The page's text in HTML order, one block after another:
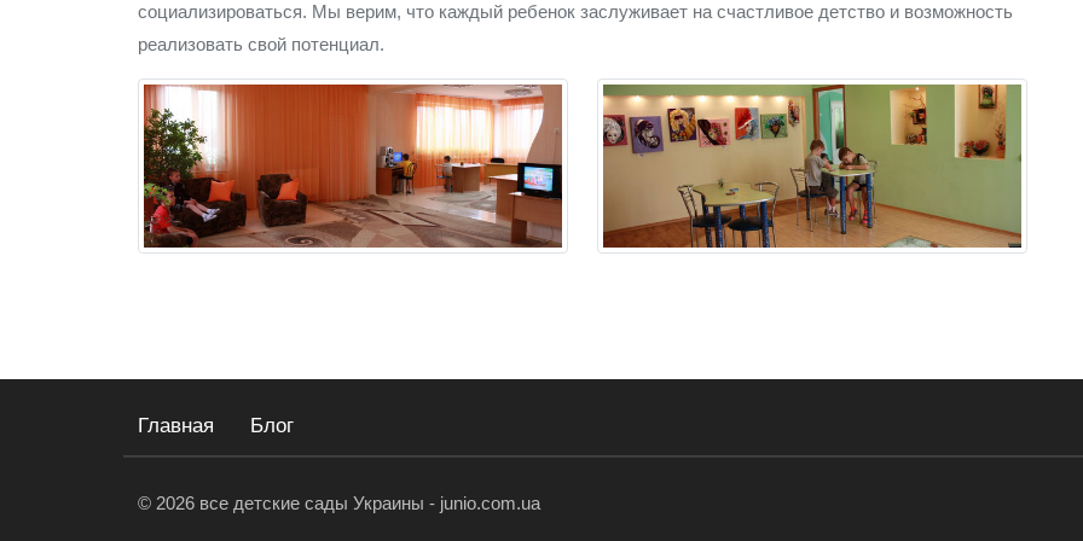
социализироваться. Мы верим, что каждый ребенок заслуживает на счастливое детство и возможность
реализовать свой потенциал.
Главная Блог
© 2026 все детские сады Украины - junio.com.ua